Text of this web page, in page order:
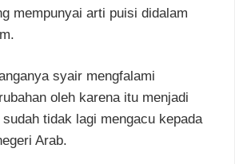
mempunyai arti puisi didalam
syair mengfalami
oleh karena itu menjadi
tidak lagi mengacu kepada
Arab.